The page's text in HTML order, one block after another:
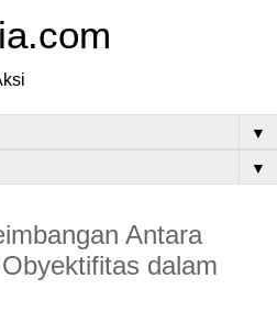
▼
▼
Antara
dalam